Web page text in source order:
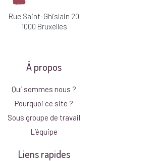
Rue Saint-Ghislain 20
1000 Bruxelles
À propos
Qui sommes nous ?
Pourquoi ce site ?
Sous groupe de travail
L’équipe
Liens rapides